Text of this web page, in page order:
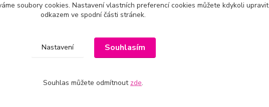
soubory cookies. Nastavení vlastních preferencí cookies můžete kdykoli upravit
odkazem ve spodní části stránek.
Nastavení Souhlasím
Souhlas můžete odmítnout zde.